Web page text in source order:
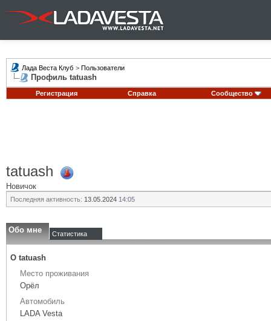
Лада Веста Клуб > Пользователи
Профиль tatuash
Регистрация Справка Сообщество
tatuash
Новичок
Последняя активность: 13.05.2024 14:05
Обо мне Статистика
О tatuash
Место проживания
Орёл
Автомобиль
LADA Vesta